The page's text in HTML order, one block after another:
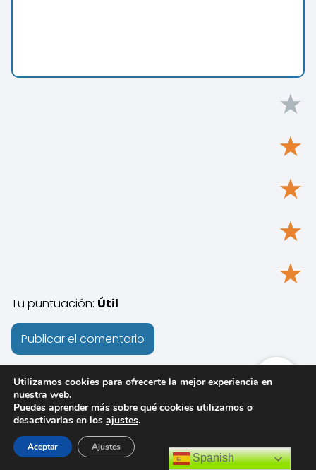
★
★
★
★
★
Tu puntuación: Útil
Artículos de interés Spanish
Utilizamos cookies para ofrecerte la mejor experiencia en
nuestra web.
Puedes aprender más sobre qué cookies utilizamos o
desactivarlas en los ajustes.
Aceptar Ajustes